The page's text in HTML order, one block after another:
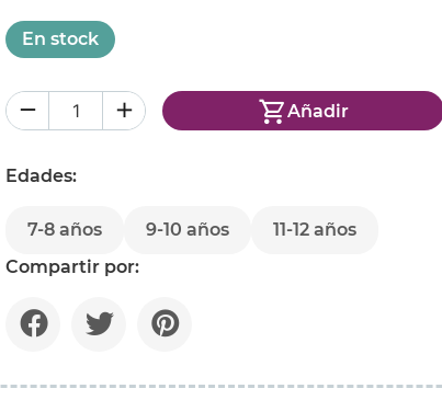
En stock
Añadir
Edades:
7-8 años 9-10 años
11-12 años
Compartir por: